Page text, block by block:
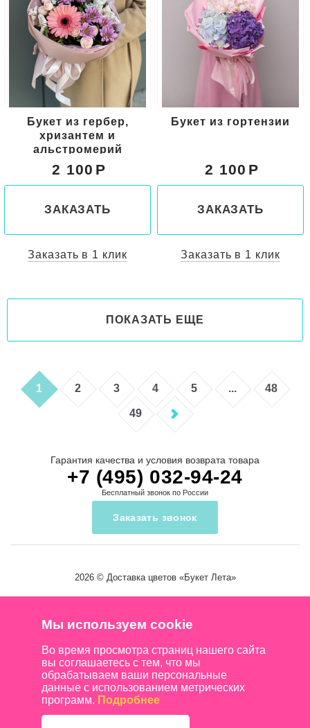
Букет из гортензии
2 100
ЗАКАЗАТЬ
Заказать в 1 клик
Букет из гербер,
хризантем и
альстромерий
2 100
ЗАКАЗАТЬ
Заказать в 1 клик
ПОКАЗАТЬ ЕЩЕ
1 2 3 4 5 ... 48
49
Гарантия качества и условия возврата товара
+7 (495) 032-94-24
Бесплатный звонок по России
Заказать звонок
2026 © Доставка цветов«Букет Лета»
Мы используем cookie
Во время просмотра страниц нашего сайта
вы соглашаетесь с тем, что мы
обрабатываем ваши персональные
данные с использованием метрических
программ. Подробнее